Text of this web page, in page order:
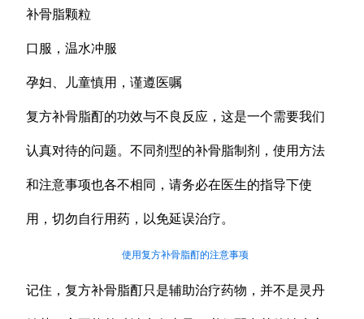
补骨脂颗粒
口服，温水冲服
孕妇、儿童慎用，谨遵医嘱
复方补骨脂酊的功效与不良反应，这是一个需要我们
认真对待的问题。不同剂型的补骨脂制剂，使用方法
和注意事项也各不相同，请务必在医生的指导下使
用，切勿自行用药，以免延误治疗。
使用复方补骨脂酊的注意事项
记住，复方补骨脂酊只是辅助治疗药物，并不是灵丹